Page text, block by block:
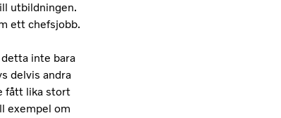
utbildningen.
ett chefsjobb.
inte bara
delvis andra
fått lika stort
exempel om